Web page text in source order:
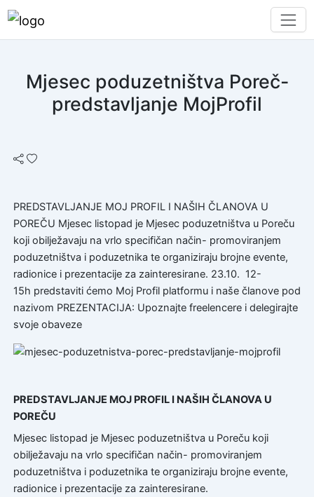
Mjesec poduzetništva Poreč-
predstavljanje MojProfil
PREDSTAVLJANJE MOJ PROFIL I NAŠIH ČLANOVA U
POREČU Mjesec listopad je Mjesec poduzetništva u Poreču
koji obilježavaju na vrlo specifičan način- promoviranjem
poduzetništva i poduzetnika te organiziraju brojne evente,
radionice i prezentacije za zainteresirane. 23.10. 12-
15h predstaviti ćemo Moj Profil platformu i naše članove pod
nazivom PREZENTACIJA: Upoznajte freelencere i delegirajte
svoje obaveze
PREDSTAVLJANJE MOJ PROFIL I NAŠIH ČLANOVA U
POREČU
Mjesec listopad je Mjesec poduzetništva u Poreču koji
obilježavaju na vrlo specifičan način- promoviranjem
poduzetništva i poduzetnika te organiziraju brojne evente,
radionice i prezentacije za zainteresirane.